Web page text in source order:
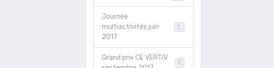
Journée
multiactivités juin
2017
Grand prix CE VERTIV
78